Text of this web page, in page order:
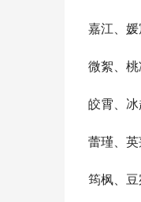
嘉江、
微絮、
皎霄、
蕾瑾、
筠枫、